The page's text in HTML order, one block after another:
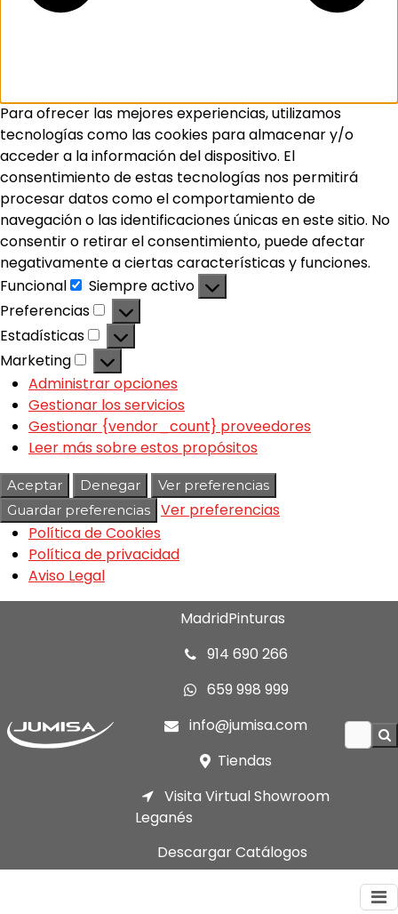
Para ofrecer las mejores experiencias, utilizamos
tecnologías como las cookies para almacenar y/o
acceder a la información del dispositivo. El
consentimiento de estas tecnologías nos permitirá
procesar datos como el comportamiento de
navegación o las identificaciones únicas en este sitio. No
consentir o retirar el consentimiento, puede afectar
negativamente a ciertas características y funciones.
Funcional
Siempre activo
Preferencias
Estadísticas
Marketing
Administrar opciones
Gestionar los servicios
Gestionar {vendor_count} proveedores
Leer más sobre estos propósitos
Aceptar Denegar
Ver preferencias
Guardar preferencias
Ver preferencias
Política de Cookies
Política de privacidad
Aviso Legal
MadridPinturas
914 690 266
659 998 999
info@jumisa.com
Tiendas
Visita Virtual Showroom
Leganés
Descargar Catálogos